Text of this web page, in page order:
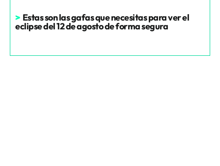
> Estas son las gafas que necesitas para ver el
eclipse del 12 de agosto de forma segura